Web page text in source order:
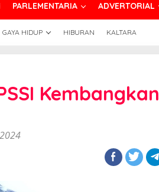
PARLEMENTARIA ADVERTORIAL
GAYA HIDUP HIBURAN KALTARA
Kembangkan